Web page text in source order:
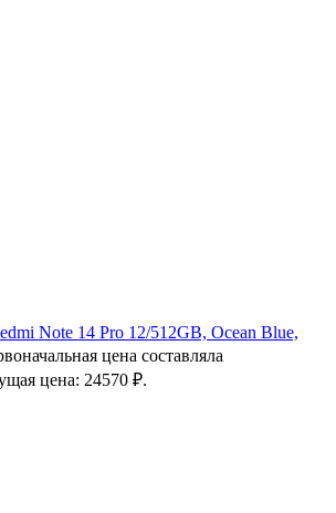
Note 14 Pro 12/512GB, Ocean Blue,
цена составляла
цена: 24570 ₽.